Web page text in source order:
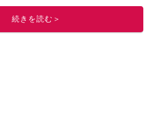
レンド情報をお届けしているので、ぜひ
ださい！
続きを読む＞